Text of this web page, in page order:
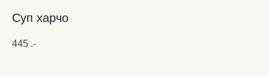
Суп харчо
445 .-